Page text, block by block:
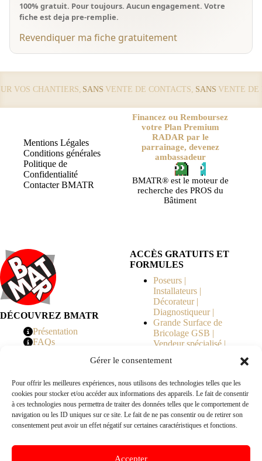
Gérer le consentement
Pour offrir les meilleures expériences, nous utilisons des technologies telles que les
cookies pour stocker et/ou accéder aux informations des appareils. Le fait de consentir
à ces technologies nous permettra de traiter des données telles que le comportement de
navigation ou les ID uniques sur ce site. Le fait de ne pas consentir ou de retirer son
consentement peut avoir un effet négatif sur certaines caractéristiques et fonctions.
Accepter
100% gratuit. Pour toujours. Aucun engagement. Votre
fiche est deja pre-remplie.
Revendiquer ma fiche gratuitement
VOS CHANTIERS, SANSVENTE DE CONTACTS,SANSVENTE DE
Mentions Légales
Conditions générales
Politique de
Confidentialité
Contacter BMATR
Financez ou Remboursez
votre Plan Premium
RADAR par le
parrainage, devenez
ambassadeur
BMATR® est le moteur de
recherche des PROS du
Bâtiment
DÉCOUVREZ BMATR
Présentation
FAQs
ACCÈS GRATUITS ET
FORMULES
Poseurs |
Installateurs |
Décorateur |
Diagnostiqueur |
Grande Surface de
Bricolage GSB |
Vendeur spécialisé |
Copropriété | MOE |
en Travaux |
Fabricants | Marque |
© 2026 BMATR® — Tous droits réservés.